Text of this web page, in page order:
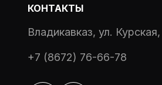
КОНТАКТЫ
Владикавказ, ул. Курская,
+7 (8672) 76-66-78